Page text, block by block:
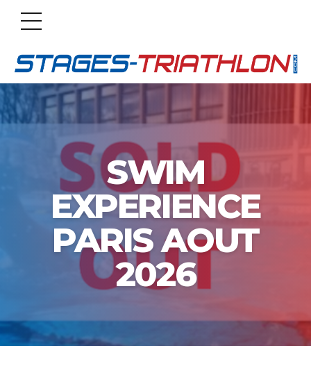
SWIM
EXPERIENCE
PARIS AOUT
2026